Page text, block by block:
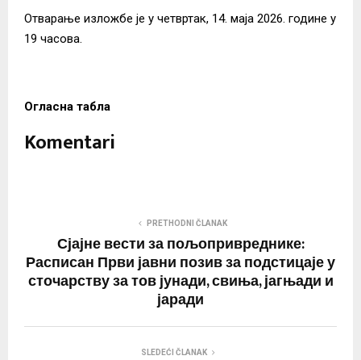
Отварање изложбе је у четвртак, 14. маја 2026. године у
19 часова.
Огласна табла
Komentari
PRETHODNI ČLANAK
Сјајне вести за пољопривреднике:
Расписан Први јавни позив за подстицаје у
сточарству за тов јунади, свиња, јагњади и
јаради
SLEDEĆI ČLANAK